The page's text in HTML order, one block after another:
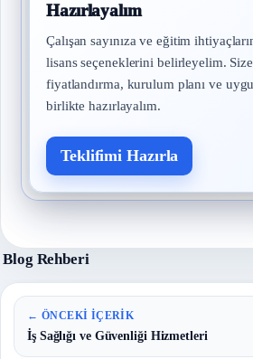
Hazırlayalım
Çalışan sayınıza ve eğitim
lisans seçeneklerini belirleyelim.
fiyatlandırma, kurulum planı ve
birlikte hazırlayalım.
Teklifimi Hazırla
Blog Rehberi
← ÖNCEKI İÇERIK
İş Sağlığı ve Güvenliği Hizmetleri